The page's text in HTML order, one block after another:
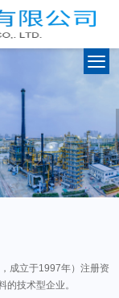
成立于1997年）注册资
技术型企业。